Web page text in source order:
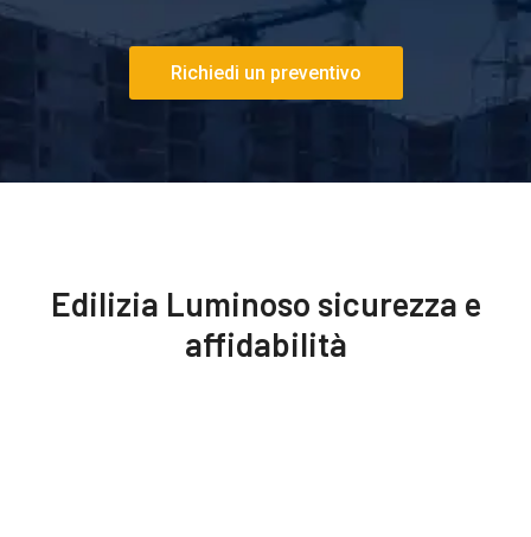
Richiedi un preventivo
Edilizia Luminoso sicurezza e
affidabilità